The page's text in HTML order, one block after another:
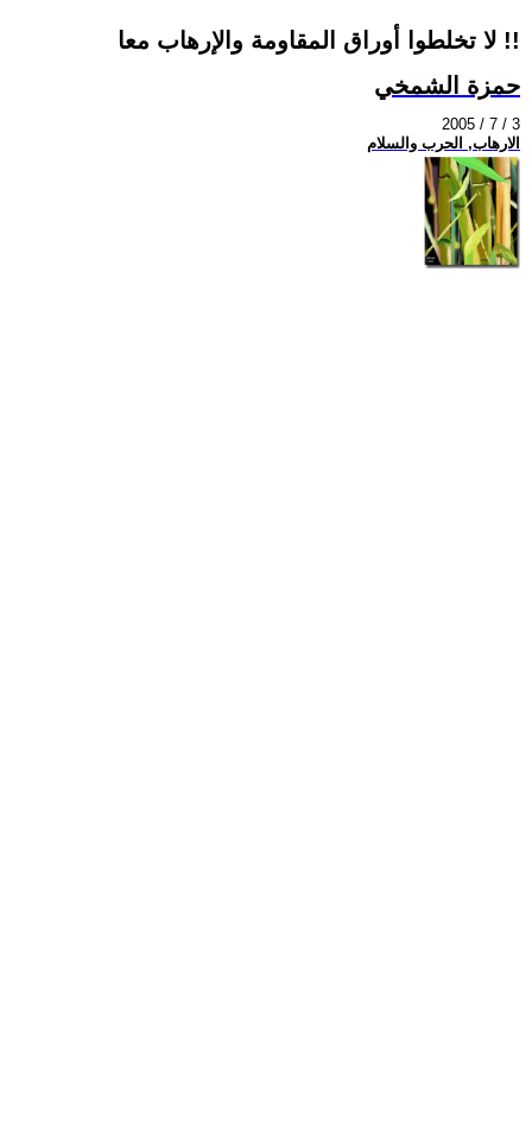
لا تخلطوا أوراق المقاومة والإرهاب معا !!
حمزة الشمخي
2005 / 7 / 3
الارهاب, الحرب والسلام